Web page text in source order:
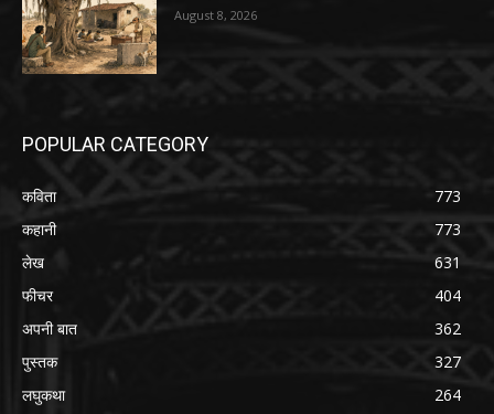
August 8, 2026
POPULAR CATEGORY
कविता
773
कहानी
773
लेख
631
फीचर
404
अपनी बात
362
पुस्तक
327
लघुकथा
264